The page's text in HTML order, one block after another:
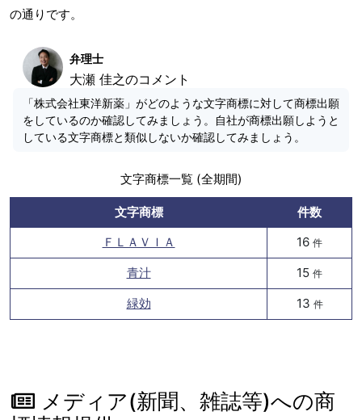
の通りです。
弁理士
大瀬 佳之のコメント
「株式会社東洋新薬」がどのような文字商標に対して商標出願
をしているのか確認してみましょう。自社が商標出願しようと
している文字商標と類似しないか確認してみましょう。
文字商標一覧 (全期間)
文字商標
件数
ＦＬＡＶＩＡ
16 件
青汁 15 件
緑効 13 件
メディア(新聞、雑誌等)への商